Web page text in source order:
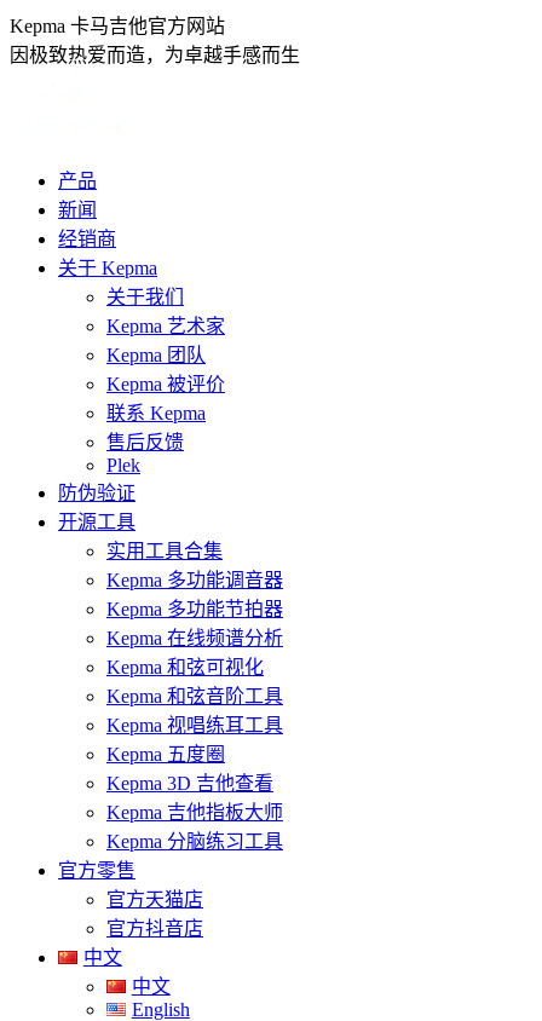
跳
转
Kepma 卡马吉他官方网站
因极致热爱而造，为卓越手感而生
产品
新闻
经销商
关于 Kepma
关于我们
Kepma 艺术家
Kepma 团队
Kepma 被评价
联系 Kepma
售后反馈
Plek
防伪验证
开源工具
实用工具合集
Kepma 多功能调音器
Kepma 多功能节拍器
Kepma 在线频谱分析
Kepma 和弦可视化
Kepma 和弦音阶工具
Kepma 视唱练耳工具
Kepma 五度圈
Kepma 3D 吉他查看
Kepma 吉他指板大师
Kepma 分脑练习工具
官方零售
官方天猫店
官方抖音店
中文
中文
English